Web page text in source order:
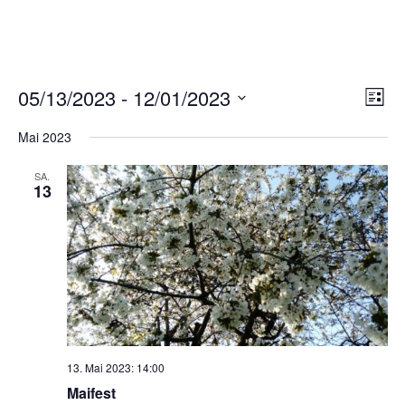
LISTE
05/13/2023 - 12/01/2023
Mai 2023
SA.
13
13. Mai 2023: 14:00
Maifest